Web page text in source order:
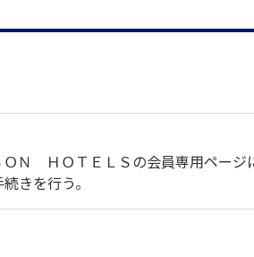
Ｎ ＨＯＴＥＬＳの会員専用ペー
きを行う。